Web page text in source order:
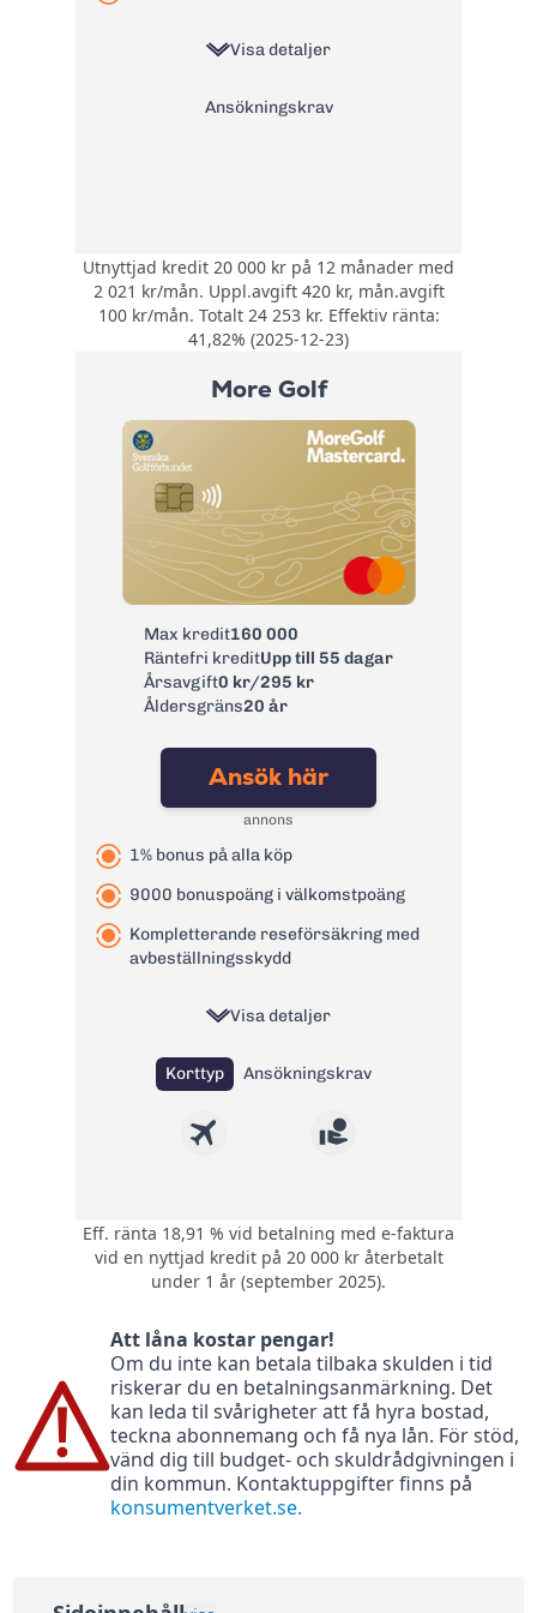
gift:
Läs mer om Coop Mastercard
Visa detaljer
Ansökningskrav
Bonus:
Ingen bonus
Försäkring:
Ingen inkluderad
Årsavgift:
0 kr
referansränta
Effektiv ränta:
41,82%
Kontantuttag i
bankomat:
Kontantuttag i
0 kr
pappersfaktura:
0 kr
Valutapåslag:
2%
Påminnelseavgift:
60 kr
Övertrasseringsav
Läs mer om GF Money Kreditkort
Utnyttjad kredit 20 000 kr på 12 månader med
2 021 kr/mån. Uppl.avgift 420 kr, mån.avgift
100 kr/mån. Totalt 24 253 kr. Effektiv ränta:
41,82% (2025-12-23)
More Golf
Max kredit160 000
Räntefri kreditUpp till 55 dagar
Årsavgift0 kr/295 kr
Åldersgräns20 år
Ansök här
annons
1% bonus på alla köp
9000 bonuspoäng i välkomstpoäng
Kompletterande reseförsäkring med
avbeställningsskydd
Visa detaljer
Korttyp Ansökningskrav
Bonus:
1 poäng i bonus på
varje krona du
använder med
Försäkring:
Kompletterande
reseförsäkring med
avbeställningsskydd
Årsavgift:
0 kr (295 kr) - gratis
första året sedan
295 kr per år
Ränta:
18,24%
bankomat:
Eff. ränta 18,91 % vid betalning med e-faktura
vid en nyttjad kredit på 20 000 kr återbetalt
under 1 år (september 2025).
Att låna kostar pengar!
Om du inte kan betala tilbaka skulden i tid
riskerar du en betalningsanmärkning. Det
kan leda til svårigheter att få hyra bostad,
teckna abonnemang och få nya lån. För stöd,
vänd dig till budget- och skuldrådgivningen i
din kommun. Kontaktuppgifter finns på
konsumentverket.se.